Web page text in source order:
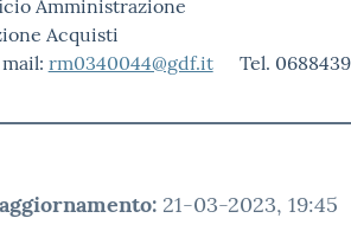
Amministrazione
Acquisti
rm0340044@gdf.it Tel. 0688439
: 21-03-2023, 19:45